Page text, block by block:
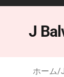
J
ホーム/